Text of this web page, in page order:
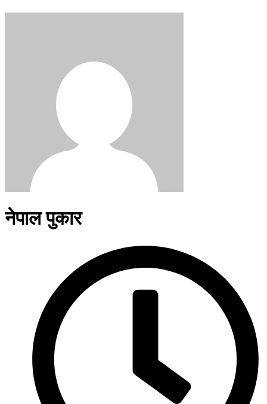
नेपाल पुकार